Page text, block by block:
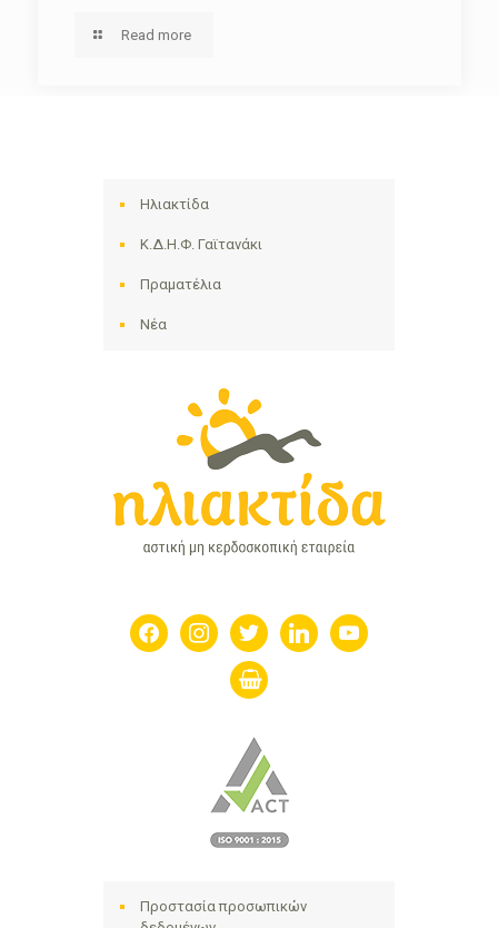
Read more
Ηλιακτίδα
Κ.Δ.Η.Φ. Γαϊτανάκι
Πραματέλια
Νέα
facebookinstagramtwitter linkedin youtube
shopping-
basket
Προστασία προσωπικών